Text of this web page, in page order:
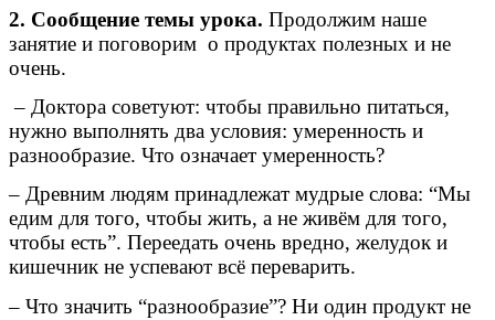
2. Сообщение темы урока. Продолжим наше
занятие и поговорим о продуктах полезных и не
очень.
– Доктора советуют: чтобы правильно питаться,
нужно выполнять два условия: умеренность и
разнообразие. Что означает умеренность?
– Древним людям принадлежат мудрые слова: “Мы
едим для того, чтобы жить, а не живём для того,
чтобы есть”. Переедать очень вредно, желудок и
кишечник не успевают всё переварить.
– Что значить “разнообразие”? Ни один продукт не